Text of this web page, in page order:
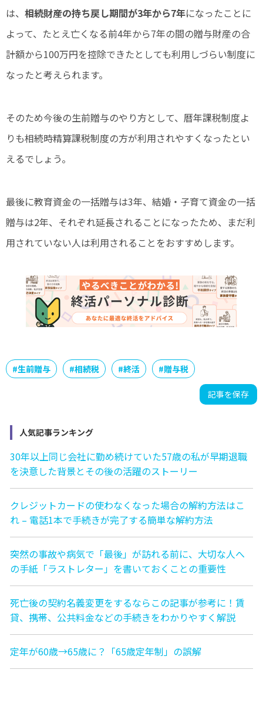
は、 相続財産の持ち戻し期間が3年から7年になったことに
よって、たとえ亡くなる前4年から7年の間の贈与財産の合
計額から100万円を控除できたとしても利用しづらい制度に
なったと考えられます。
そのため今後の生前贈与のやり方として、暦年課税制度よ
りも相続時精算課税制度の方が利用されやすくなったとい
えるでしょう。
最後に教育資金の一括贈与は3年、結婚・子育て資金の一括
贈与は2年、それぞれ延長されることになったため、まだ利
用されていない人は利用されることをおすすめします。
#生前贈与 #相続税 #終活 #贈与税
記事を保存
人気記事ランキング
30年以上同じ会社に勤め続けていた57歳の私が早期退職
を決意した背景とその後の活躍のストーリー
クレジットカードの使わなくなった場合の解約方法はこ
れ – 電話1本で手続きが完了する簡単な解約方法
突然の事故や病気で「最後」が訪れる前に、大切な人へ
の手紙「ラストレター」を書いておくことの重要性
死亡後の契約名義変更をするならこの記事が参考に！賃
貸、携帯、公共料金などの手続きをわかりやすく解説
定年が60歳→65歳に？「65歳定年制」の誤解